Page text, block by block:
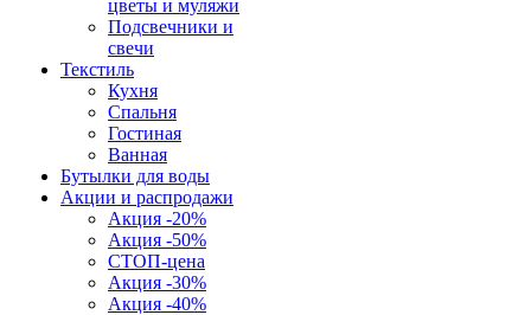
цветы и муляжи
Подсвечники и
свечи
Текстиль
Кухня
Спальня
Гостиная
Ванная
Бутылки для воды
Акции и распродажи
Акция -20%
Акция -50%
СТОП-цена
Акция -30%
Акция -40%